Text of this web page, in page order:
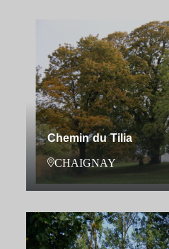
Chemin du Tilia
CHAIGNAY